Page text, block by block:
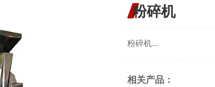
粉碎机
粉碎机...
相关产品：